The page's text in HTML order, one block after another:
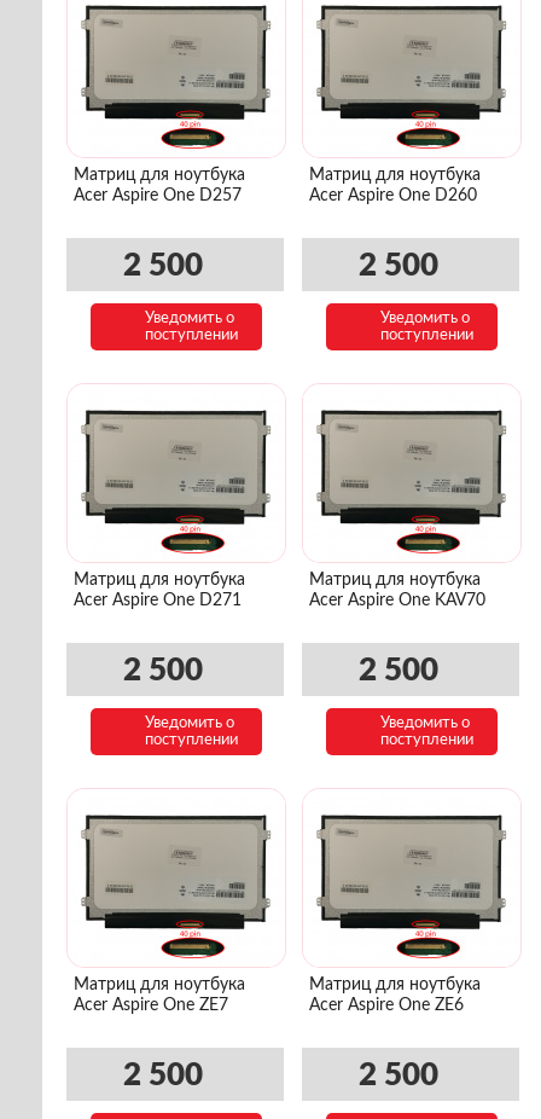
Матриц для ноутбука
Acer Aspire One D257
2 500
Уведомить о
поступлении
Матриц для ноутбука
Acer Aspire One D260
2 500
Уведомить о
поступлении
Матриц для ноутбука
Acer Aspire One D271
2 500
Уведомить о
поступлении
Матриц для ноутбука
Acer Aspire One KAV70
2 500
Уведомить о
поступлении
Матриц для ноутбука
Acer Aspire One ZE7
2 500
Матриц для ноутбука
Acer Aspire One ZE6
2 500